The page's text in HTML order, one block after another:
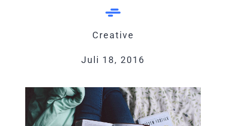
KONTAKT
Creative
Juli 18, 2016